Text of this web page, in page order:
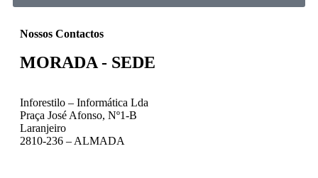
Nossos Contactos
MORADA - SEDE
Inforestilo – Informática Lda
Praça José Afonso, Nº1-B
Laranjeiro
2810-236 – ALMADA